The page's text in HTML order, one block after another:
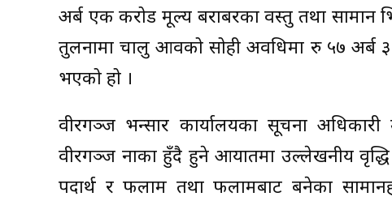
अर्ब एक करोड मूल्य बराबरका वस्तु तथा सामान
तुलनामा चालु आवको सोही अवधिमा रु ५७ अर्ब
भएको हो ।
वीरगञ्ज भन्सार कार्यालयका सूचना
वीरगञ्ज नाका हुँदै हुने आयातमा उल्लेखनीय
पदार्थ र फलाम तथा फलामबाट बनेका